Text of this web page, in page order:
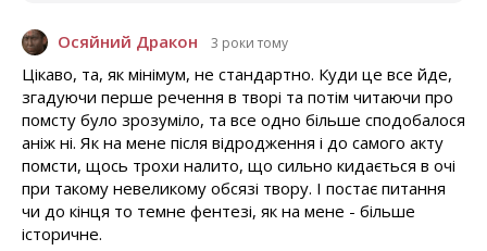
Осяйний Дракон 3 роки тому
Цікаво, та, як мінімум, не стандартно. Куди це все йде,
згадуючи перше речення в творі та потім читаючи про
помсту було зрозуміло, та все одно більше сподобалося
аніж ні. Як на мене після відродження і до самого акту
помсти, щось трохи налито, що сильно кидається в очі
при такому невеликому обсязі твору. І постає питання
чи до кінця то темне фентезі, як на мене - більше
історичне.